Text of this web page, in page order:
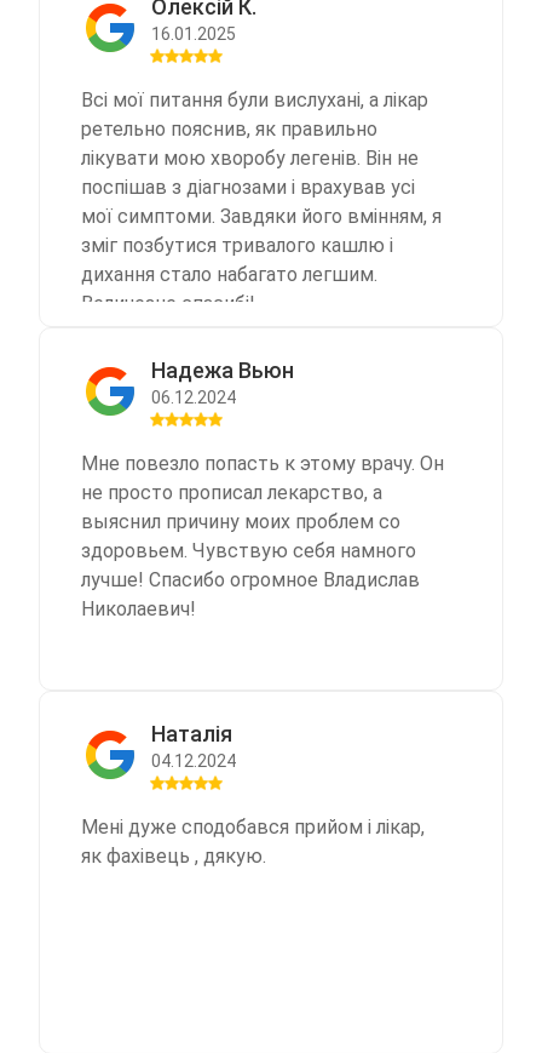
Олексій К.
16.01.2025
Всі мої питання були вислухані, а лікар
ретельно пояснив, як правильно
лікувати мою хворобу легенів. Він не
поспішав з діагнозами і врахував усі
мої симптоми. Завдяки його вмінням, я
зміг позбутися тривалого кашлю і
дихання стало набагато легшим.
Величезне спасибі!
Надежа Вьюн
06.12.2024
Мне повезло попасть к этому врачу. Он
не просто прописал лекарство, а
выяснил причину моих проблем со
здоровьем. Чувствую себя намного
лучше! Спасибо огромное Владислав
Николаевич!
Наталія
04.12.2024
Мені дуже сподобався прийом і лікар,
як фахівець , дякую.